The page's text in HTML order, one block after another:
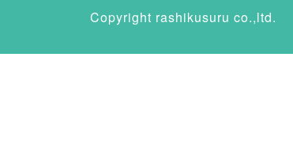
Copyright rashikusuru co.,ltd.